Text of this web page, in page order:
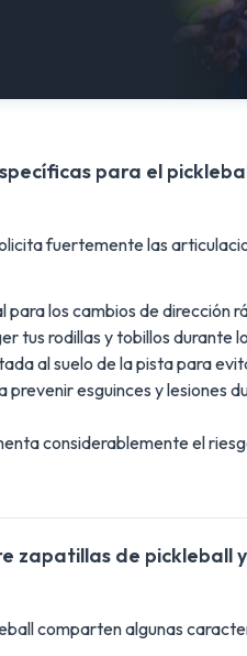
para el
fuertemente las
para los cambios de dirección
tus rodillas y tobillos durante
al suelo de la pista para
prevenir esguinces y lesiones
considerablemente el
zapatillas de pickleball
comparten algunas